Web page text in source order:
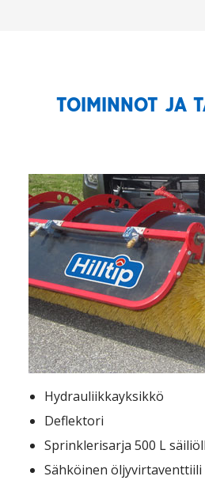
TOIMINNOT JA
Hydrauliikkayksikkö
Deflektori
Sprinklerisarja 500 L
Sähköinen öljyvirtaventtiili